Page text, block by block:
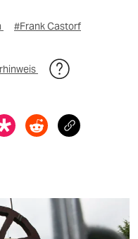
#Frank Castorf